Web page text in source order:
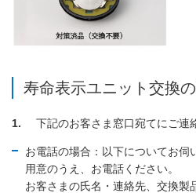
寿命表示ユニット交換
1 下記のお客さま窓口宛てにご連
お電話の場合：以下についてお伺
用意のうえ、お電話ください。
お客さまの氏名・連絡先、交換製